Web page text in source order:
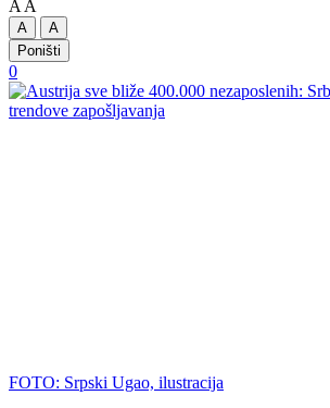
A A
A
A
Poništi
0
FOTO: Srpski Ugao, ilustracija